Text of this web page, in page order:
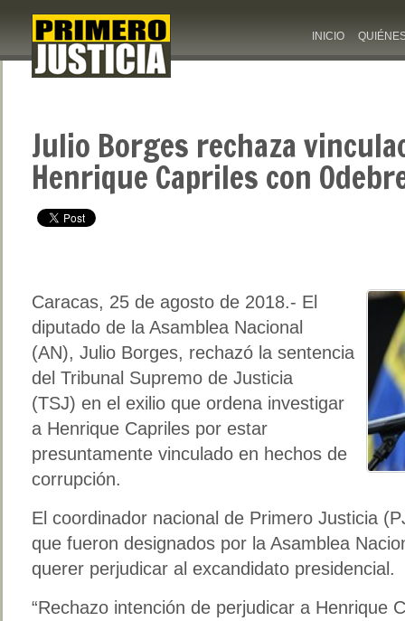
INICIO
Julio Borges rechaza
Henrique Capriles con
Caracas, 25 de agosto de 2018.- El
diputado de la Asamblea Nacional
(AN), Julio Borges, rechazó la sentencia
del Tribunal Supremo de Justicia
(TSJ) en el exilio que ordena investigar
a Henrique Capriles por estar
presuntamente vinculado en hechos de
corrupción.
El coordinador nacional de Primero Justicia
que fueron designados por la Asamblea
querer perjudicar al excandidato presidencial.
“Rechazo intención de perjudicar a Henrique